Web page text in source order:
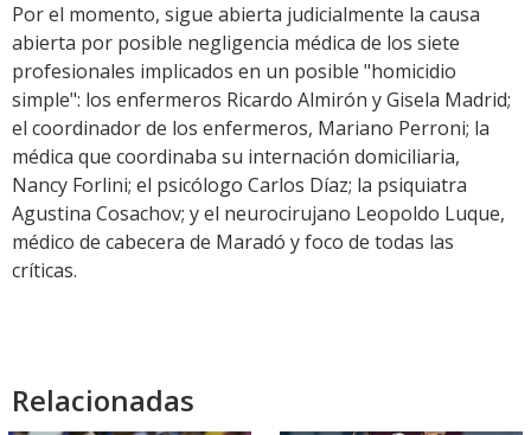
Por el momento, sigue abierta judicialmente la causa
abierta por posible negligencia médica de los siete
profesionales implicados en un posible "homicidio
simple": los enfermeros Ricardo Almirón y Gisela Madrid;
el coordinador de los enfermeros, Mariano Perroni; la
médica que coordinaba su internación domiciliaria,
Nancy Forlini; el psicólogo Carlos Díaz; la psiquiatra
Agustina Cosachov; y el neurocirujano Leopoldo Luque,
médico de cabecera de Maradó y foco de todas las
críticas.
Relacionadas